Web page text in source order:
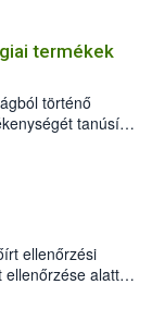
termékek
történő
tanúsító
szükséges a
a nyilvántartásba
ellenőrzési
ellenőrzése alatt
kívánó
ökológiai